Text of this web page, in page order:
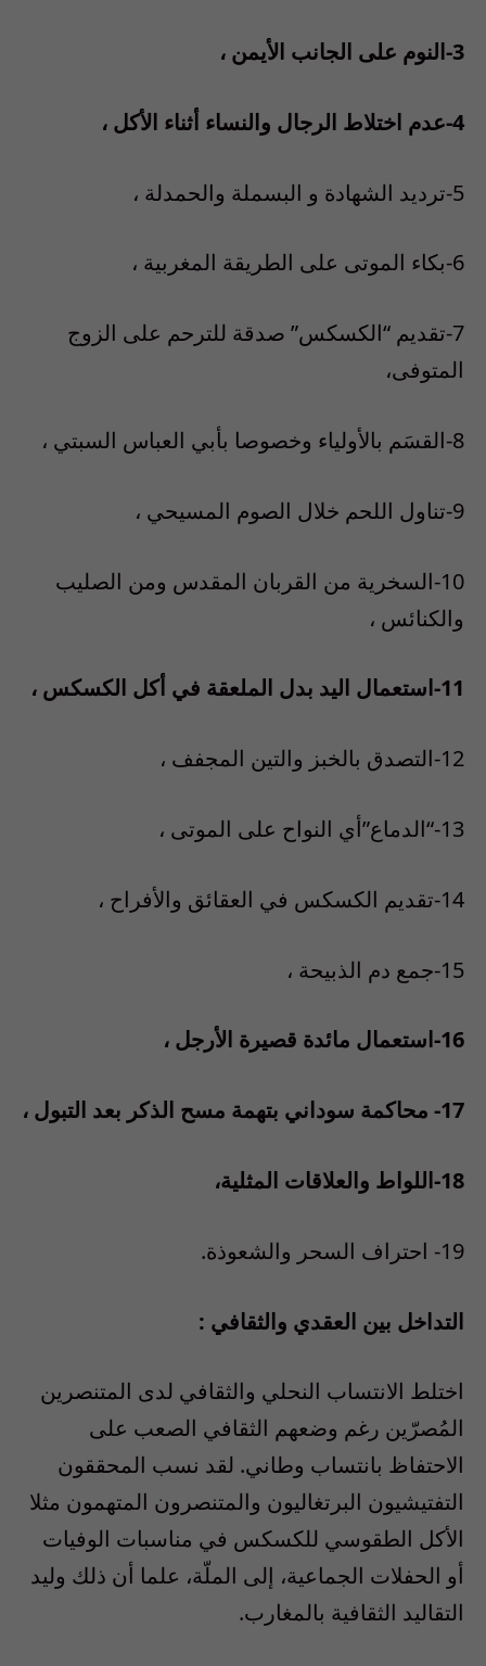
3-النوم على الجانب الأيمن ،
4-عدم اختلاط الرجال والنساء أثناء الأكل ،
5-ترديد الشهادة و البسملة والحمدلة ،
6-بكاء الموتى على الطريقة المغربية ،
7-تقديم “الكسكس” صدقة للترحم على الزوج
المتوفى،
8-القسَم بالأولياء وخصوصا بأبي العباس السبتي ،
9-تناول اللحم خلال الصوم المسيحي ،
10-السخرية من القربان المقدس ومن الصليب
والكنائس ،
11-استعمال اليد بدل الملعقة في أكل الكسكس ،
12-التصدق بالخبز والتين المجفف ،
13-“الدماع”أي النواح على الموتى ،
14-تقديم الكسكس في العقائق والأفراح ،
15-جمع دم الذبيحة ،
16-استعمال مائدة قصيرة الأرجل ،
17- محاكمة سوداني بتهمة مسح الذكر بعد التبول ،
18-اللواط والعلاقات المثلية،
19- احتراف السحر والشعوذة.
التداخل بين العقدي والثقافي :
اختلط الانتساب النحلي والثقافي لدى المتنصرين
المُصرّين رغم وضعهم الثقافي الصعب على
الاحتفاظ بانتساب وطاني. لقد نسب المحققون
التفتيشيون البرتغاليون والمتنصرون المتهمون مثلا
الأكل الطقوسي للكسكس في مناسبات الوفيات
أو الحفلات الجماعية، إلى الملّة، علما أن ذلك وليد
التقاليد الثقافية بالمغارب.